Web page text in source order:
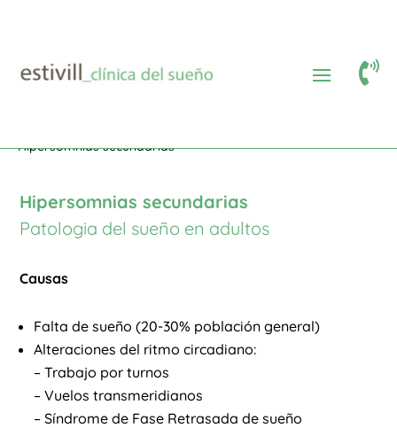

Hipersomnias secundarias
Hipersomnias secundarias
Patologia del sueño en adultos
Causas
Falta de sueño (20-30% población general)
Alteraciones del ritmo circadiano:
– Trabajo por turnos
– Vuelos transmeridianos
– Síndrome de Fase Retrasada de sueño